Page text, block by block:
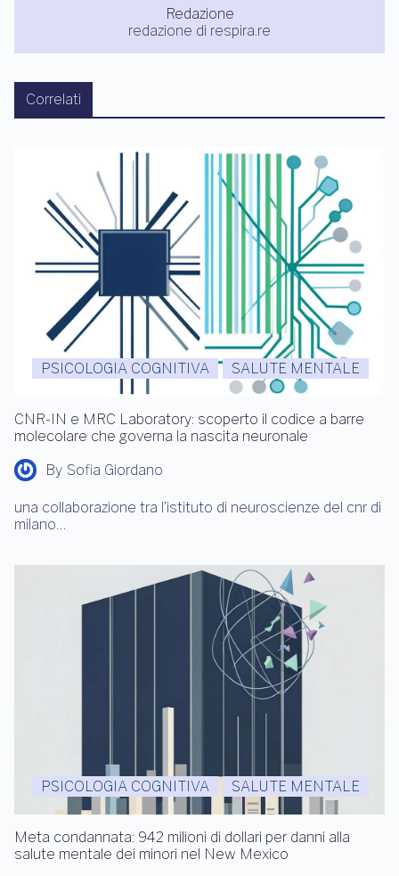
Redazione
redazione di respira.re
Correlati
PSICOLOGIA COGNITIVA SALUTE MENTALE
CNR-IN e MRC Laboratory: scoperto il codice a barre
molecolare che governa la nascita neuronale
By Sofia Giordano
una collaborazione tra l’istituto di neuroscienze del cnr di
milano…
PSICOLOGIA COGNITIVA SALUTE MENTALE
Meta condannata: 942 milioni di dollari per danni alla
salute mentale dei minori nel New Mexico